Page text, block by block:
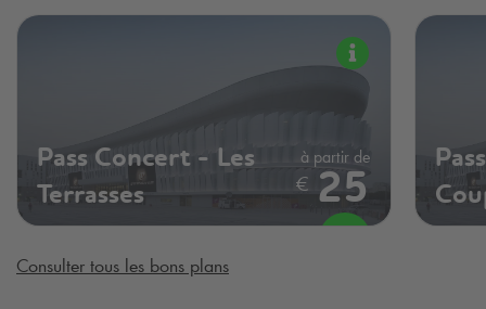
Pass Concert - Les
Terrasses
à partir de
€ 25
Consulter tous les bons plans